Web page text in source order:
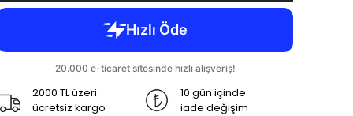
2000 TL üzeri
ücretsiz kargo
10 gün içinde
iade değişim